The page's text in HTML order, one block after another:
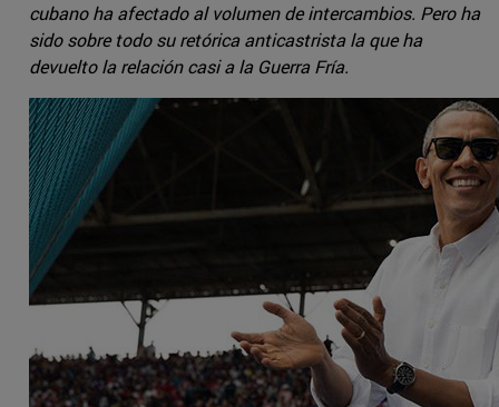
cubano ha afectado al volumen de intercambios. Pero ha
sido sobre todo su retórica anticastrista la que ha
devuelto la relación casi a la Guerra Fría.